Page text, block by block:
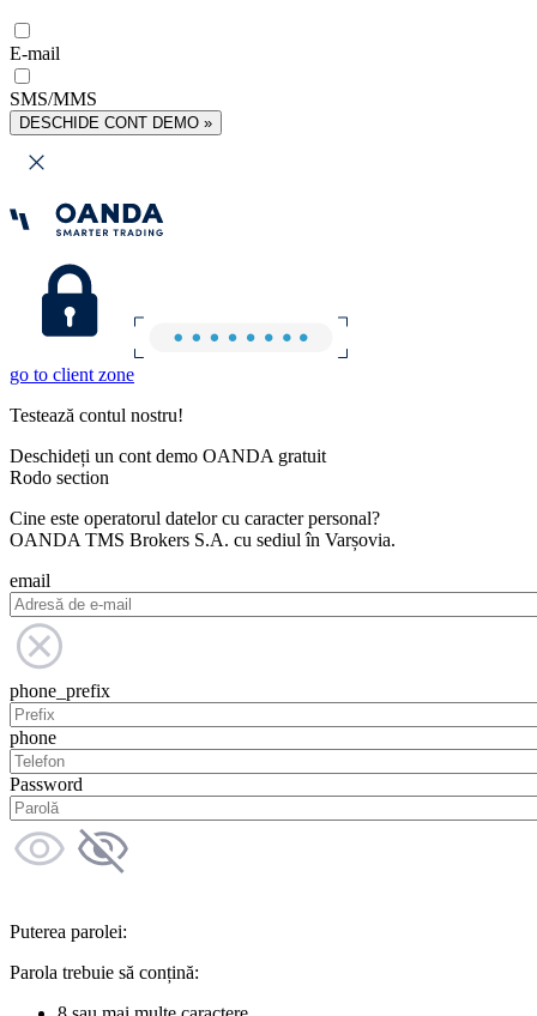
E-mail
SMS/MMS
DESCHIDE CONT DEMO »
go to client zone
Testează contul nostru!
Deschideți un cont demo OANDA gratuit
Rodo section
Cine este operatorul datelor cu caracter personal?
OANDA TMS Brokers S.A. cu sediul în Varșovia.
email
phone_prefix
phone
Password
Puterea parolei:
Parola trebuie să conțină: